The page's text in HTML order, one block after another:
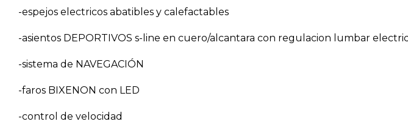
-espejos electricos abatibles y calefactables
-asientos DEPORTIVOS s-line en cuero/alcantara con regulacion lumbar
-sistema de NAVEGACIÓN
-faros BIXENON con LED
-control de velocidad